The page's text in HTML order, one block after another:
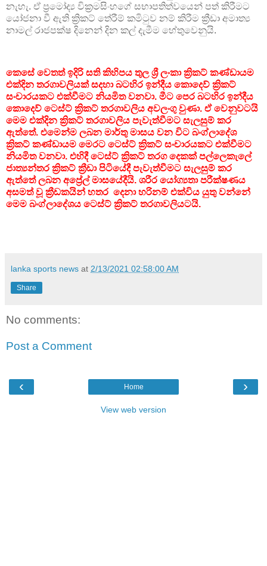
නැහැ. ඒ ප්‍රමෝද්‍ය වික්‍රමසිංහගේ සභාපතිත්වයෙන් පත් කිරීමට
යෝජනා වී ඇති ක්‍රිකට් තේරීම් කමිටුව නම් කිරීම ක්‍රීඩා අමාත්‍ය
නාමල් රාජපක්ෂ දිනෙන් දින කල් දැමීම හේතුවෙනුයි.
කෙසේ වෙතත් ඉදිරි සති කිහිපය තුල ශ්‍රී ලංකා ක්‍රිකට් කණ්ඩායම
එක්දින තරගාවලියක් සදහා බටහිර ඉන්දීය කොදෙව් ක්‍රිකට්
සංචාරයකට එක්වීමට නියමිත වනවා. මීට පෙර බටහිර ඉන්දීය
කොදෙව් ටෙස්ට් ක්‍රිකට් තරගාවලිය අවලංගු වුණා. ඒ වෙනුවටයි
මෙම එක්දින ක්‍රිකට් තරගාවලිය පැවැත්වීමට සැලසුම් කර
ඇත්තේ. එමෙන්ම ලබන මාර්තු මාසය වන විට බංග්ලාදේශ
ක්‍රිකට් කණ්ඩායම මෙරට ටෙස්ට් ක්‍රිකට් සංචාරයකට එක්වීමට
නියමිත වනවා. එහිදී ටෙස්ට් ක්‍රිකට් තරග දෙකක් පල්ලෙකැලේ
ජාත්‍යන්තර ක්‍රිකට් ක්‍රීඩා පිටියේදී පැවැත්වීමට සැලසුම් කර
ඇත්තේ ලබන අප්‍රේල් මාසයේදීයි. ශරීර යෝග්‍යතා පරීක්ෂණය
අසමත් වූ ක්‍රීඩකයින් හතර දෙනා හරිනම් එක්විය යුතු වන්නේ
මෙම බංග්ලාදේශය ටෙස්ට් ක්‍රිකට් තරගාවලියටයි.
lanka sports news at 2/13/2021 02:58:00 AM
Share
No comments:
Post a Comment
‹ ›
Home
View web version